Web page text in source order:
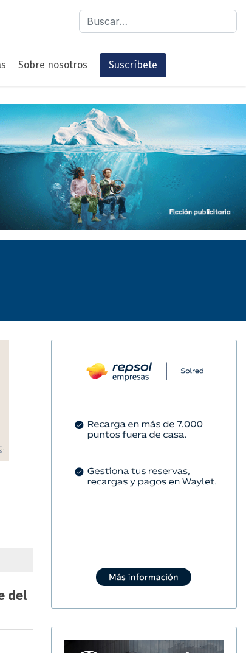
Buscar
Sobre nosotros Suscríbete
del